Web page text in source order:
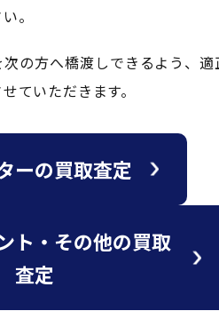
。
の方へ橋渡しできるよう、適
ていただきます。
ーの買取査定
ト・その他の買取
査定